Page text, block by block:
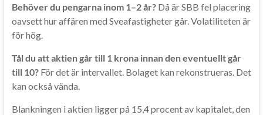
Behöver du pengarna inom 1–2 år?Då är SBB fel placering
oavsett hur affären med Sveafastigheter går. Volatiliteten är
för hög.
Tål du att aktien går till 1 krona innan den eventuellt går
till 10?För det är intervallet. Bolaget kan rekonstrueras. Det
kan också vända.
Blankningen i aktien ligger på 15,4 procent av kapitalet, den